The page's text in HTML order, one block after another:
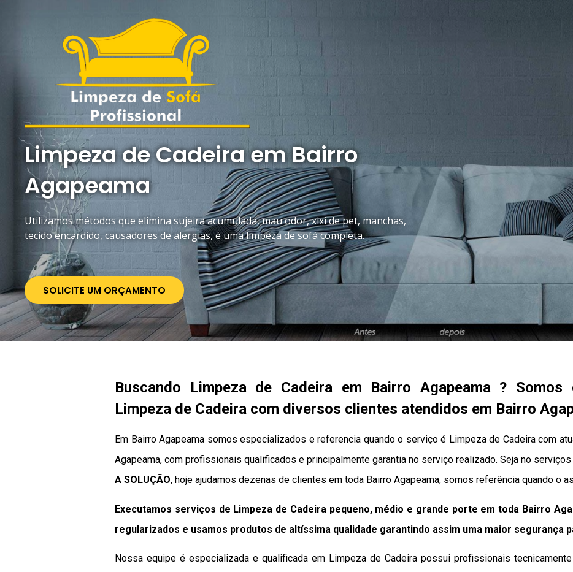
Limpeza de Cadeira em Bairro
Agapeama
Utilizamos métodos que elimina sujeira acumulada, mau odor, xixi de pet, manchas,
tecido encardido, causadores de alergias, é uma limpeza de sofá completa.
SOLICITE UM ORÇAMENTO
Buscando Limpeza de Cadeira em Bairro Agapeama ?
Limpeza de Cadeira com diversos clientes atendidos em Bairro
Em Bairro Agapeama somos especializados e referencia quando o serviço é Limpeza de Cadeira com
Agapeama, com profissionais qualificados e principalmente garantia no serviço realizado. Seja no
A SOLUÇÃO, hoje ajudamos dezenas de clientes em toda Bairro Agapeama, somos referência quando o
Executamos serviços de Limpeza de Cadeira pequeno, médio e grande porte em toda Bairro
regularizados e usamos produtos de altíssima qualidade garantindo assim uma maior segurança
Nossa equipe é especializada e qualificada em Limpeza de Cadeira possui profissionais